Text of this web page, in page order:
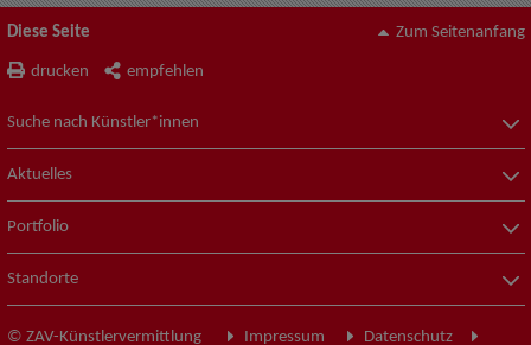
Diese Seite
drucken empfehlen
Zum Seitenanfang
Suche nach Künstler*innen
Aktuelles
Portfolio
Standorte
© ZAV-Künstlervermittlung Impressum Datenschutz